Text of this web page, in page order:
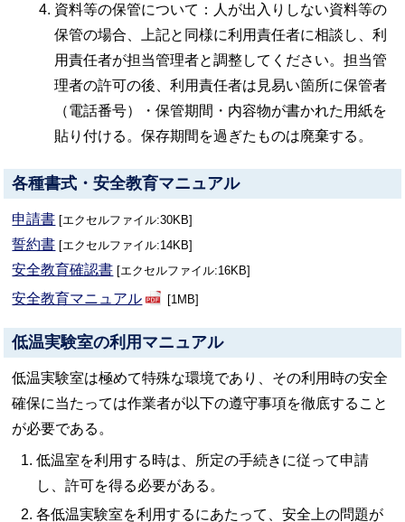
資料等の保管について：人が出入りしない資料等の
保管の場合、上記と同様に利用責任者に相談し、利
用責任者が担当管理者と調整してください。担当管
理者の許可の後、利用責任者は見易い箇所に保管者
（電話番号）・保管期間・内容物が書かれた用紙を
貼り付ける。保存期間を過ぎたものは廃棄する。
各種書式・安全教育マニュアル
申請書 エクセルファイル:30KB
誓約書 エクセルファイル:14KB
安全教育確認書 エクセルファイル:16KB
安全教育マニュアル 1MB
低温実験室の利用マニュアル
低温実験室は極めて特殊な環境であり、その利用時の安全
確保に当たっては作業者が以下の遵守事項を徹底すること
が必要である。
低温室を利用する時は、所定の手続きに従って申請
し、許可を得る必要がある。
各低温実験室を利用するにあたって、安全上の問題が